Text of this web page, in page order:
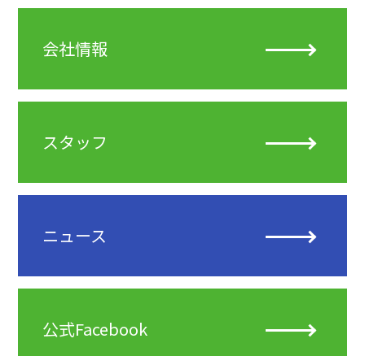
会社情報
スタッフ
ニュース
公式Facebook